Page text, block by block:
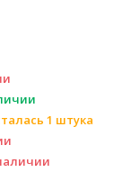
1 штука